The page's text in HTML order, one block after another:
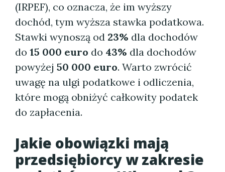
(IRPEF), co oznacza, że im wyższy
dochód, tym wyższa stawka podatkowa.
Stawki wynoszą od 23% dla dochodów
do 15 000 euro do 43% dla dochodów
powyżej 50 000 euro. Warto zwrócić
uwagę na ulgi podatkowe i odliczenia,
które mogą obniżyć całkowity podatek
do zapłacenia.
Jakie obowiązki mają
przedsiębiorcy w zakresie